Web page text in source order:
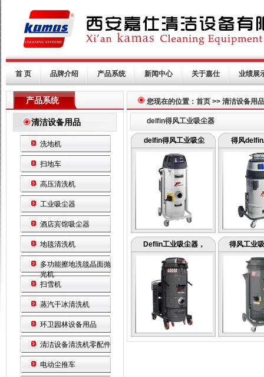
首 页 品牌介绍 产品系统 新闻中心 关于嘉仕 业绩展
产品系统
清洁设备用品
洗地机
扫地车
高压清洗机
工业吸尘器
酒店宾馆吸尘器
地毯清洗机
多功能擦地洗毯晶面抛
光机
扫雪机
蒸汽干冰清洗机
环卫园林设备用品
清洁设备清洗机零配件
电动尘推车
您现在的位置：首页 >> 清洁设备
delfin得风工业吸尘器
delfin得风工业吸尘 得风
Deflin工业吸尘器， 得风工业